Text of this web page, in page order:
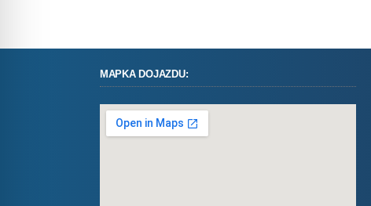
MAPKA DOJAZDU: